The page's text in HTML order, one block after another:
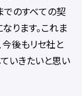
でのすべての契
ります。これま
後もリセ社と
いきたいと思い